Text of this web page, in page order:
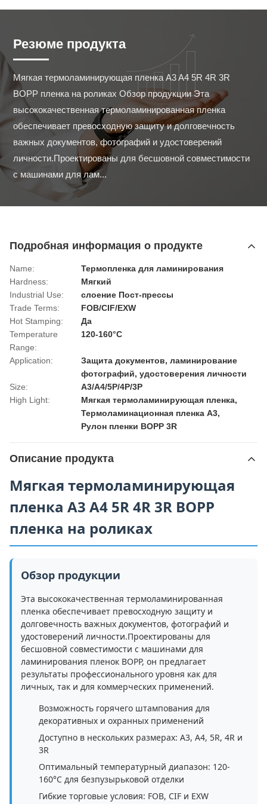
Резюме продукта
Мягкая термоламинирующая пленка A3 A4 5R 4R 3R
BOPP пленка на роликах Обзор продукции Эта
высококачественная термоламинированная пленка
обеспечивает превосходную защиту и долговечность
важных документов, фотографий и удостоверений
личности.Проектированы для бесшовной совместимости
с машинами для лам...
Подробная информация о продукте
Name:
Термопленка для ламинирования
Hardness:
Мягкий
Industrial Use:
слоение Пост-прессы
Trade Terms:
FOB/CIF/EXW
Hot Stamping:
Да
Temperature
Range:
120-160°C
Application:
Защита документов, ламинирование
фотографий, удостоверения личности
Size:
А3/А4/5Р/4Р/3Р
High Light:
Мягкая термоламинирующая пленка,
Термоламинационная пленка A3,
Рулон пленки BOPP 3R
Описание продукта
Мягкая термоламинирующая
пленка A3 A4 5R 4R 3R BOPP
пленка на роликах
Обзор продукции
Эта высококачественная термоламинированная
пленка обеспечивает превосходную защиту и
долговечность важных документов, фотографий и
удостоверений личности.Проектированы для
бесшовной совместимости с машинами для
ламинирования пленок BOPP, он предлагает
результаты профессионального уровня как для
личных, так и для коммерческих применений.
Возможность горячего штампования для
декоративных и охранных применений
Доступно в нескольких размерах: A3, A4, 5R, 4R и
3R
Оптимальный температурный диапазон: 120-
160°C для безпузырьковой отделки
Гибкие торговые условия: FOB, CIF и EXW